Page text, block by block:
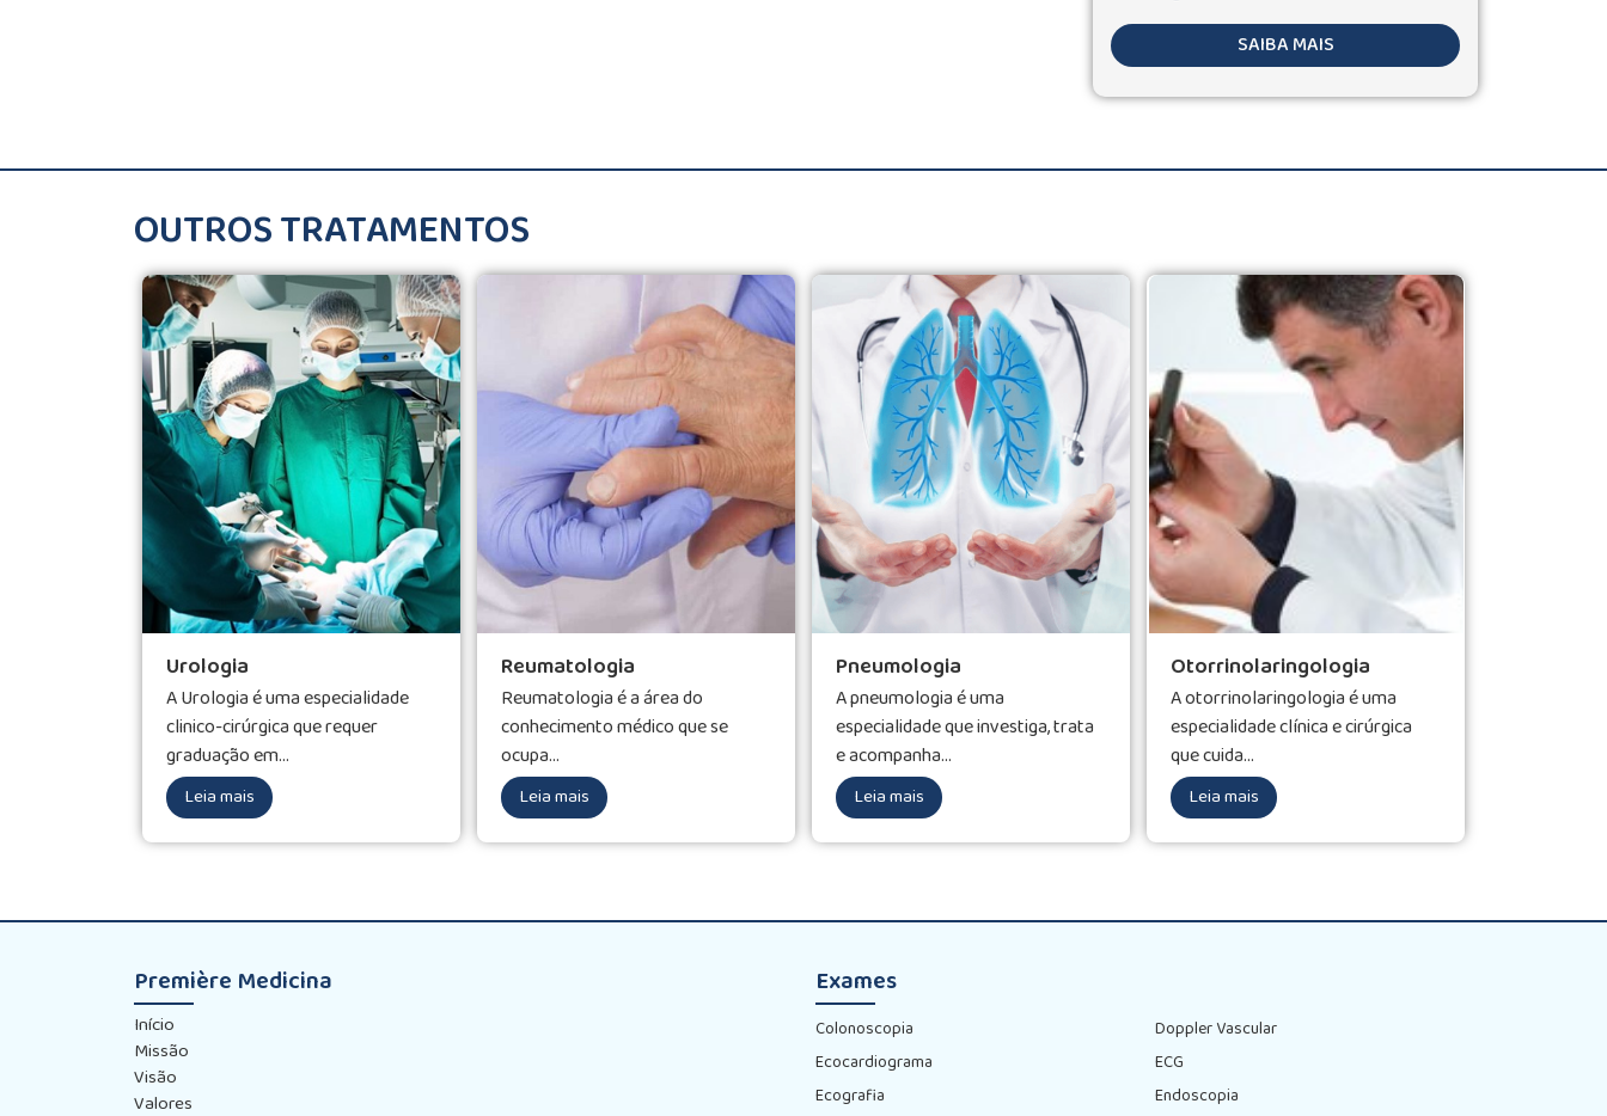
SAIBA MAIS
OUTROS TRATAMENTOS
Urologia
A Urologia é uma especialidade
clinico-cirúrgica que requer
graduação em...
Leia mais
Reumatologia
Reumatologia é a área do
conhecimento médico que se
ocupa...
Leia mais
Pneumologia
A pneumologia é uma
especialidade que investiga, trata
e acompanha...
Leia mais
Otorrinolaringologia
A otorrinolaringologia é uma
especialidade clínica e cirúrgica
que cuida...
Leia mais
Première Medicina
Início
Missão
Visão
Valores
Exames
Colonoscopia
Doppler Vascular
Ecocardiograma
ECG
Ecografia
Endoscopia